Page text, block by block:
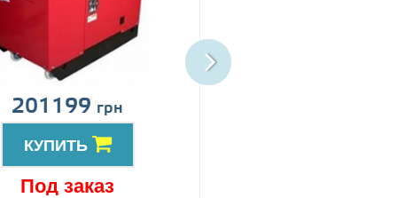
201199 грн
КУПИТЬ
Под заказ